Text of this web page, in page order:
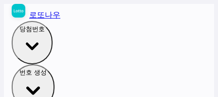
로또나우
당첨번호
번호 생성